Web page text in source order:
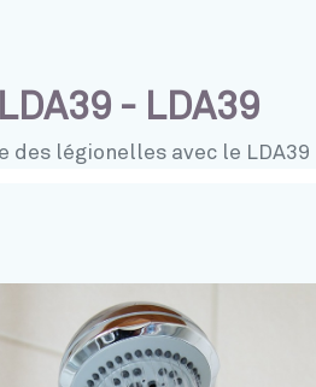
- LDA39
des légionelles avec le LDA39